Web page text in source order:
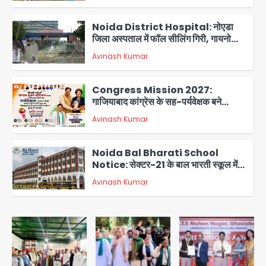
3
Noida District Hospital: नोएडा
जिला अस्पताल में फॉल सीलिंग गिरी, गायनो
OT गैलरी में बड़ा हादसा टला; मरीजों की सुरक्षा
पर उठे सवाल
Avinash Kumar
4
Congress Mission 2027:
गाजियाबाद कांग्रेस के सह-पर्यवेक्षक बने
सतेन्द्र शर्मा, गौतमबुद्धनगर नेताओं ने जताया
आभार
Avinash Kumar
5
Noida Bal Bharati School
Notice: सेक्टर-21 के बाल भारती स्कूल में
बिना खिड़की-वेंटिलेशन बेसमेंट में चल रही थी
8वीं की क्लास, NCPCR की शिकायत पर
भेजा नोटिस
Avinash Kumar
1
Assam Floods: सलमान खान का
‘आशियाना’ अभियान – 500 बाढ़रोधी घर,
220 तैयार; जुबीन गर्ग की विरासत और बॉलीवुड
सितारों का जमीनी सहयोग
Avinash Kumar